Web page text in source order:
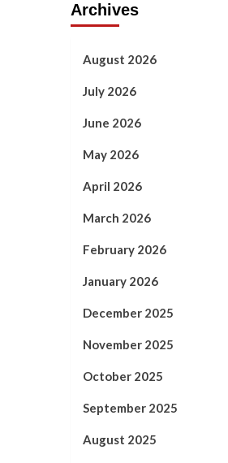
Archives
August 2026
July 2026
June 2026
May 2026
April 2026
March 2026
February 2026
January 2026
December 2025
November 2025
October 2025
September 2025
August 2025